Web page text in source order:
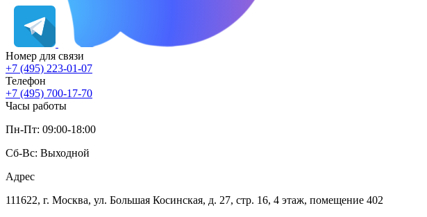
Номер для связи
+7 (495) 223-01-07
Телефон
+7 (495) 700-17-70
Часы работы
Пн-Пт: 09:00-18:00
Сб-Вс: Выходной
Адрес
111622, г. Москва, ул. Большая Косинская, д. 27, стр. 16, 4 этаж, помещение 402